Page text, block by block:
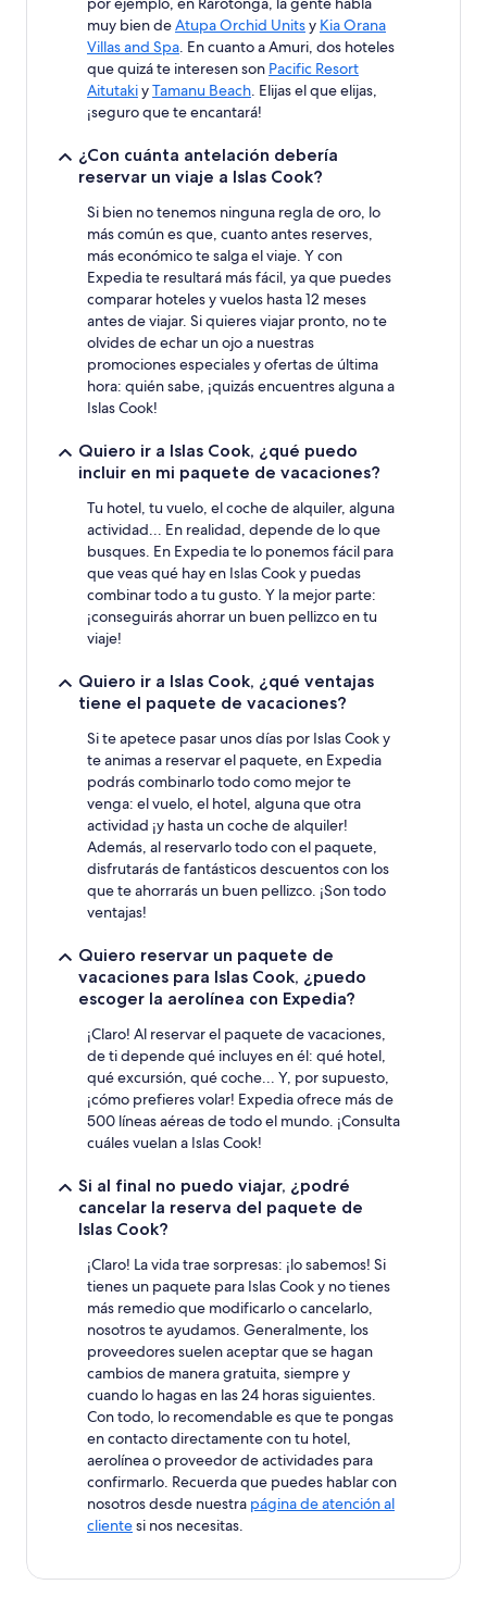
muy bien deAtupa Orchid Unitsy Kia Orana
Villas and Spa. En cuanto a Amuri, dos hoteles
que quizá te interesen son Pacific Resort
AitutakiyTamanu Beach. Elijas el que elijas,
¡seguro que te encantará!
¿Con cuánta antelación debería
reservar un viaje a Islas Cook?
Si bien no tenemos ninguna regla de oro, lo
más común es que, cuanto antes reserves,
más económico te salga el viaje. Y con
Expedia te resultará más fácil, ya que puedes
comparar hoteles y vuelos hasta 12 meses
antes de viajar. Si quieres viajar pronto, no te
olvides de echar un ojo a nuestras
promociones especiales y ofertas de última
hora: quién sabe, ¡quizás encuentres alguna a
Islas Cook!
Quiero ir a Islas Cook, ¿qué puedo
incluir en mi paquete de vacaciones?
Tu hotel, tu vuelo, el coche de alquiler, alguna
actividad... En realidad, depende de lo que
busques. En Expedia te lo ponemos fácil para
que veas qué hay en Islas Cook y puedas
combinar todo a tu gusto. Y la mejor parte:
¡conseguirás ahorrar un buen pellizco en tu
viaje!
Quiero ir a Islas Cook, ¿qué ventajas
tiene el paquete de vacaciones?
Si te apetece pasar unos días por Islas Cook y
te animas a reservar el paquete, en Expedia
podrás combinarlo todo como mejor te
venga: el vuelo, el hotel, alguna que otra
actividad ¡y hasta un coche de alquiler!
Además, al reservarlo todo con el paquete,
disfrutarás de fantásticos descuentos con los
que te ahorrarás un buen pellizco. ¡Son todo
ventajas!
Quiero reservar un paquete de
vacaciones para Islas Cook, ¿puedo
escoger la aerolínea con Expedia?
¡Claro! Al reservar el paquete de vacaciones,
de ti depende qué incluyes en él: qué hotel,
qué excursión, qué coche... Y, por supuesto,
¡cómo prefieres volar! Expedia ofrece más de
500 líneas aéreas de todo el mundo. ¡Consulta
cuáles vuelan a Islas Cook!
Si al final no puedo viajar, ¿podré
cancelar la reserva del paquete de
Islas Cook?
¡Claro! La vida trae sorpresas: ¡lo sabemos! Si
tienes un paquete para Islas Cook y no tienes
más remedio que modificarlo o cancelarlo,
nosotros te ayudamos. Generalmente, los
proveedores suelen aceptar que se hagan
cambios de manera gratuita, siempre y
cuando lo hagas en las 24 horas siguientes.
Con todo, lo recomendable es que te pongas
en contacto directamente con tu hotel,
aerolínea o proveedor de actividades para
confirmarlo. Recuerda que puedes hablar con
nosotros desde nuestra página de atención al
clientesi nos necesitas.